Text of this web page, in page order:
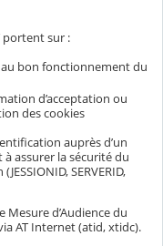
portent sur :
au bon fonctionnement du
d’acceptation ou
des cookies
auprès d’un
assurer la sécurité du
SERVERID,
d’Audience du
AT Internet (atid, xtidc).